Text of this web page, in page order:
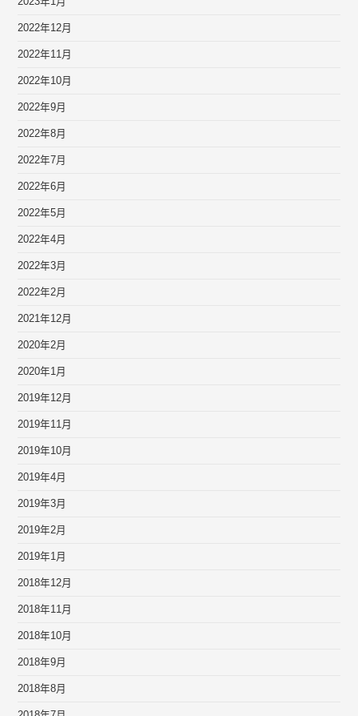
2022年12月
2022年11月
2022年10月
2022年9月
2022年8月
2022年7月
2022年6月
2022年5月
2022年4月
2022年3月
2022年2月
2021年12月
2020年2月
2020年1月
2019年12月
2019年11月
2019年10月
2019年4月
2019年3月
2019年2月
2019年1月
2018年12月
2018年11月
2018年10月
2018年9月
2018年8月